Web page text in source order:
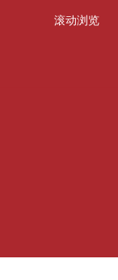
滚动浏览